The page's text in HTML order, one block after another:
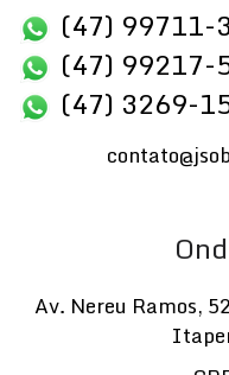
(47) 99711-
(47)
(47) 3269-
Av. Nereu Ramos,